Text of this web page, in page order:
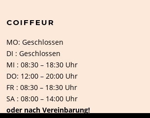
COIFFEUR
MO: Geschlossen
DI : Geschlossen
MI : 08:30 – 18:30 Uhr
DO: 12:00 – 20:00 Uhr
FR : 08:30 – 18:30 Uhr
SA : 08:00 – 14:00 Uhr
oder nach Vereinbarung!